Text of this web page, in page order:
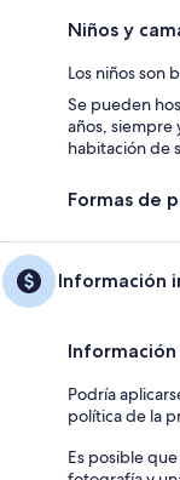
Niños y
Los niños son
Se pueden
años, siempre
habitación de
Formas de
Información
Podría
política de la
Es posible